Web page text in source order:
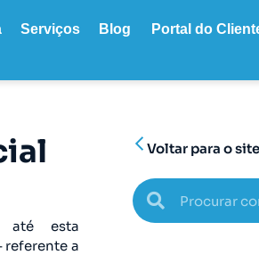
Serviços Blog Portal do
até esta
referente a
Voltar para o site